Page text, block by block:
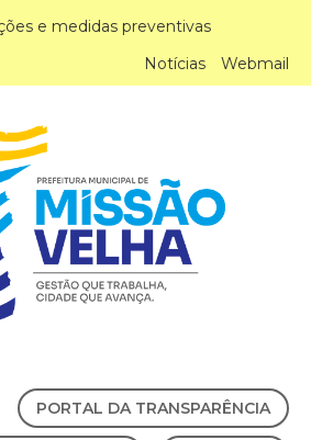
e medidas preventivas
Notícias
Webmail
PORTAL DA TRANSPARÊNCIA